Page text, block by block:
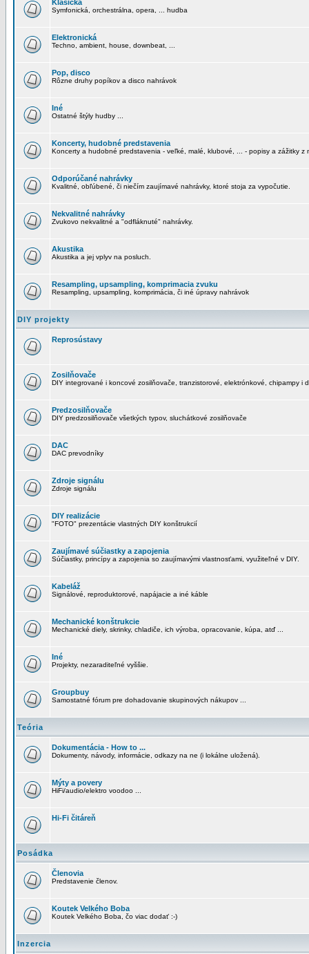
Klasická
Symfonická, orchestrálna, opera, ... hudba
Elektronická
Techno, ambient, house, downbeat, ...
Pop, disco
Rôzne druhy popíkov a disco nahrávok
Iné
Ostatné štýly hudby ...
Koncerty, hudobné predstavenia
Koncerty a hudobné predstavenia - veľké, malé, klubové, ... - popisy a zážitky z
Odporúčané nahrávky
Kvalitné, obľúbené, či niečím zaujímavé nahrávky, ktoré stoja za vypočutie.
Nekvalitné nahrávky
Zvukovo nekvalitné a "odfláknuté" nahrávky.
Akustika
Akustika a jej vplyv na posluch.
Resampling, upsampling, komprimacia zvuku
Resampling, upsampling, komprimácia, či iné úpravy nahrávok
DIY projekty
Reprosústavy
Zosilňovače
DIY integrované i koncové zosilňovače, tranzistorové, elektrónkové, chipampy i
Predzosilňovače
DIY predzosilňovače všetkých typov, sluchátkové zosilňovače
DAC
DAC prevodníky
Zdroje signálu
Zdroje signálu
DIY realizácie
"FOTO" prezentácie vlastných DIY konštrukcií
Zaujímavé súčiastky a zapojenia
Súčiastky, princípy a zapojenia so zaujímavými vlastnosťami, využiteľné v DIY.
Kabeláž
Signálové, reproduktorové, napájacie a iné káble
Mechanické konštrukcie
Mechanické diely, skrinky, chladiče, ich výroba, opracovanie, kúpa, atď ...
Iné
Projekty, nezaraditeľné vyššie.
Groupbuy
Samostatné fórum pre dohadovanie skupinových nákupov ...
Teória
Dokumentácia - How to ...
Dokumenty, návody, informácie, odkazy na ne (i lokálne uložená).
Mýty a povery
HiFi/audio/elektro voodoo ...
Hi-Fi čitáreň
Posádka
Členovia
Predstavenie členov.
Koutek Velkého Boba
Koutek Velkého Boba, čo viac dodať :-)
Inzercia